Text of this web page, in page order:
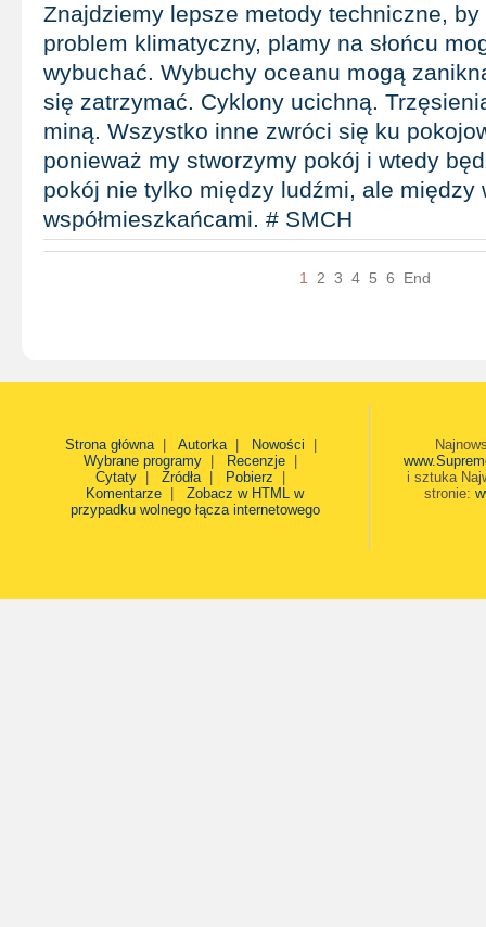
Znajdziemy lepsze metody techniczne, by
problem klimatyczny, plamy na słońcu
wybuchać. Wybuchy oceanu mogą
się zatrzymać. Cyklony ucichną.
miną. Wszystko inne zwróci się ku
ponieważ my stworzymy pokój i wtedy
pokój nie tylko między ludźmi, ale między
współmieszkańcami. # SMCH
1 2 3 4 5 6 End
Strona główna| Autorka| Nowości
Wybrane programy
Recenzje
Cytaty
Źródła| Pobierz
Komentarze
Zobacz w HTML w
przypadku wolnego łącza internetowego
i sztuka
stronie: